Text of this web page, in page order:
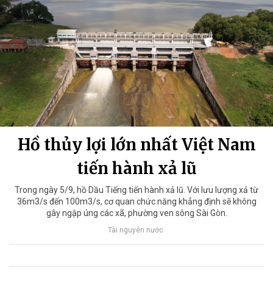
Hồ thủy lợi lớn nhất Việt Nam
tiến hành xả lũ
Trong ngày 5/9, hồ Dầu Tiếng tiến hành xả lũ. Với lưu lượng xả từ
36m3/s đến 100m3/s, cơ quan chức năng khẳng định sẽ không
gây ngập úng các xã, phường ven sông Sài Gòn.
Tài nguyên nước